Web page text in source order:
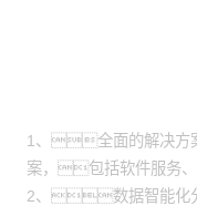
1、全面的解决方
案，包括软件服
2、数据智能化